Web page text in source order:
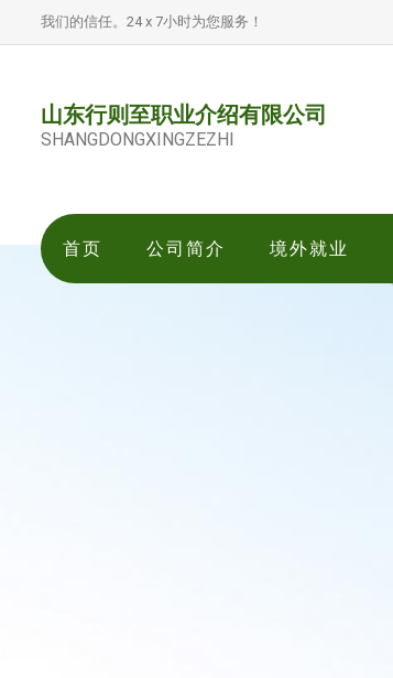
我们的信任。24 x 7小时为您服务！
山东行则至职业介绍有限公司
SHANGDONGXINGZEZHI
首页 公司简介 境外就业